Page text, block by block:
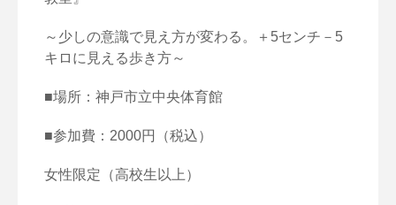
～少しの意識で見え方が変わる。＋5センチ－ 5
キロに見える歩き方～
■場所：神戸市立中央体育館
■参加費：2000円（税込）
女性限定（高校生以上）